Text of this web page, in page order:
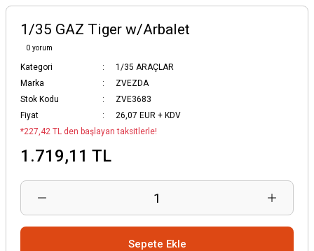
1/35 GAZ Tiger w/Arbalet
0 yorum
Kategori
1/35 ARAÇLAR
Marka
ZVEZDA
Stok Kodu
ZVE3683
Fiyat
26,07 EUR + KDV
*227,42 TL den başlayan taksitlerle!
1.719,11 TL
Sepete Ekle